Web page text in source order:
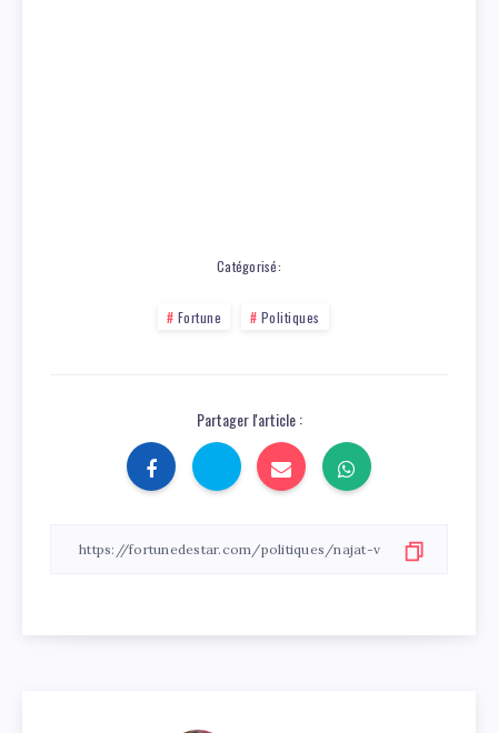
Catégorisé:
Fortune Politiques
Partager l'article :